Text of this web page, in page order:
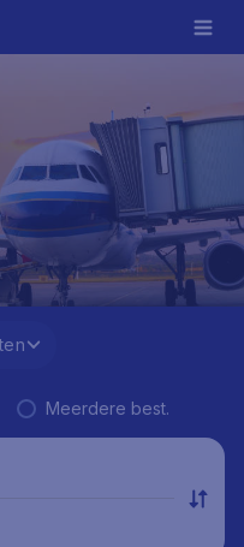
Meerdere best.